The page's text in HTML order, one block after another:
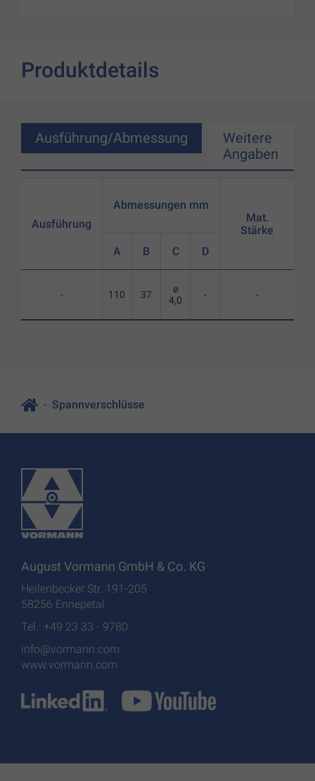
Produktdetails
Ausführung/Abmessung
Weitere
Angaben
Ausführung
-
Abmessungen mm
A B C D
110 37
ø
4,0
-
Mat.
Stärke
-
Spannverschlüsse
August Vormann GmbH & Co. KG
Heilenbecker Str. 191-205
58256 Ennepetal
Tel.: +49 23 33 - 9780
info@vormann.com
www.vormann.com